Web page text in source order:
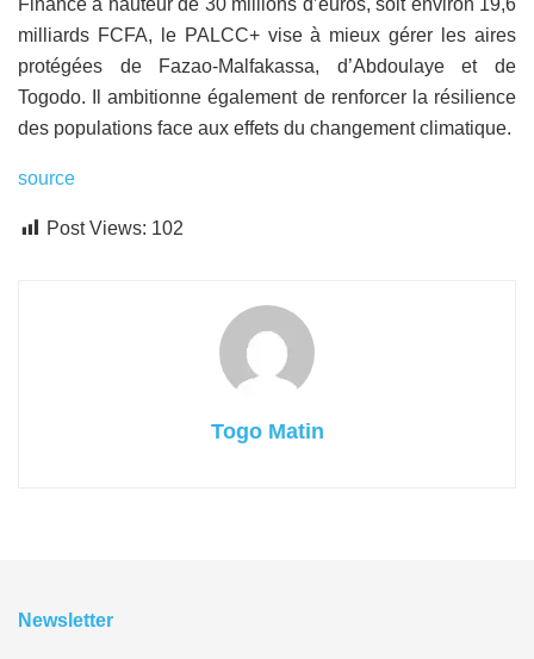
Financé à hauteur de 30 millions d’euros, soit environ 19,6
milliards FCFA, le PALCC+ vise à mieux gérer les aires
protégées de Fazao-Malfakassa, d’Abdoulaye et de
Togodo. Il ambitionne également de renforcer la résilience
des populations face aux effets du changement climatique.
source
Post Views: 102
Togo Matin
Newsletter